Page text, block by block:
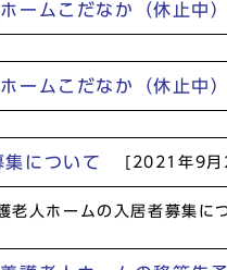
ームこだなか（休止中
ームこだなか（休止中
集について [2021年9月
老人ホームの入居者募集に